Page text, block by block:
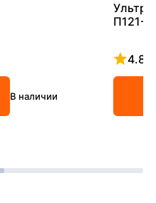
В наличии
П121-
4.8